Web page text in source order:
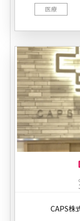
医療
CAPS株